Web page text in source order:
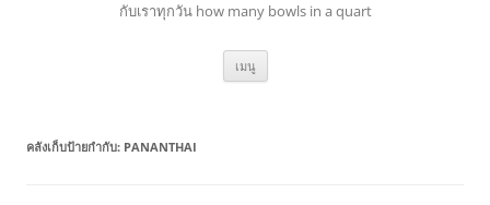
กับเราทุกวัน how many bowls in a quart
เมนู ข้าม
ยัง
คลังเก็บป้ายกำกับ: PANANTHAI